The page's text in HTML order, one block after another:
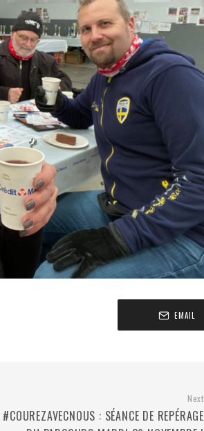
EMAIL
Next
#COUREZAVECNOUS : SÉANCE DE REPÉRAGE